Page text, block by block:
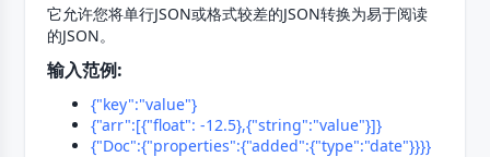
它允许您将单行JSON或格式较差的JSON转换为易于阅读
的JSON。
输入范例:
{"key":"value"}
{"arr":[{"float": -12.5},{"string":"value"}]}
{"Doc":{"properties":{"added":{"type":"date"}}}}